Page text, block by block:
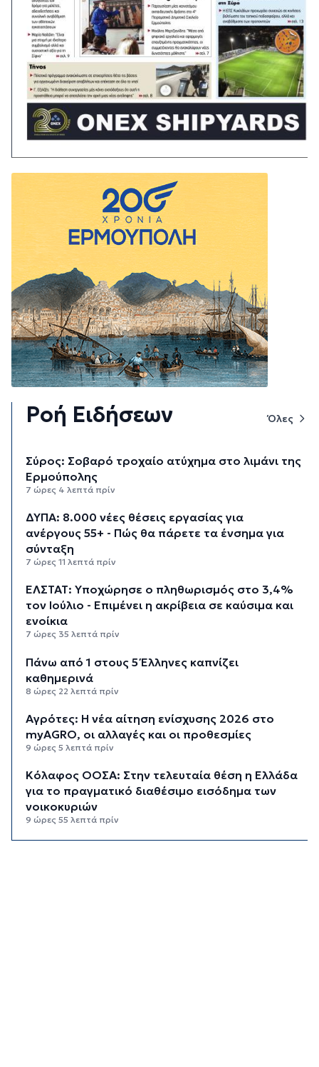
Ροή Ειδήσεων Όλες
Σύρος: Σοβαρό τροχαίο ατύχημα στο λιμάνι της
Ερμούπολης
7 ώρες 4 λεπτά πρίν
ΔΥΠΑ: 8.000 νέες θέσεις εργασίας για
ανέργους 55+ - Πώς θα πάρετε τα ένσημα για
σύνταξη
7 ώρες 11 λεπτά πρίν
ΕΛΣΤΑΤ: Υποχώρησε ο πληθωρισμός στο 3,4%
τον Ιούλιο - Επιμένει η ακρίβεια σε καύσιμα και
ενοίκια
7 ώρες 35 λεπτά πρίν
Πάνω από 1 στους 5 Έλληνες καπνίζει
καθημερινά
8 ώρες 22 λεπτά πρίν
Αγρότες: Η νέα αίτηση ενίσχυσης 2026 στο
myAGRO, οι αλλαγές και οι προθεσμίες
9 ώρες 5 λεπτά πρίν
Κόλαφος ΟΟΣΑ: Στην τελευταία θέση η Ελλάδα
για το πραγματικό διαθέσιμο εισόδημα των
νοικοκυριών
9 ώρες 55 λεπτά πρίν